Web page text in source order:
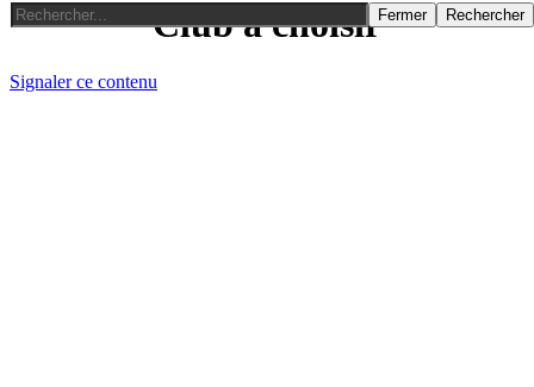
Fermer Rechercher
Club à choisir
Signaler ce contenu